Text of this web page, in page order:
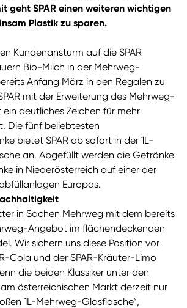
geht SPAR einen weiteren wichtigen
Plastik zu sparen.
Kundenansturm auf die SPAR
Bio-Milch in der Mehrweg-
Anfang März in den Regalen zu
mit der Erweiterung des Mehrweg-
deutliches Zeichen für mehr
Die fünf beliebtesten
bietet SPAR ab sofort in der 1L-
an. Abgefüllt werden die Getränke
in Niederösterreich auf einer der
Europas.
in Sachen Mehrweg mit dem bereits
Angebot im flächendeckenden
Wir sichern uns diese Position vor
Cola und der SPAR-Kräuter-Limo
die beiden Klassiker unter den
österreichischen Markt derzeit nur
1L-Mehrweg-Glasflasche“,